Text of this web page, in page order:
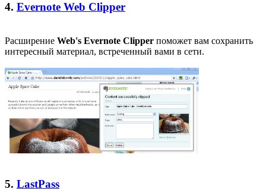
4. Evernote Web Clipper
Расширение Web's Evernote Clipper поможет вам сохранить
интересный материал, встреченный вами в сети.
5. LastPass